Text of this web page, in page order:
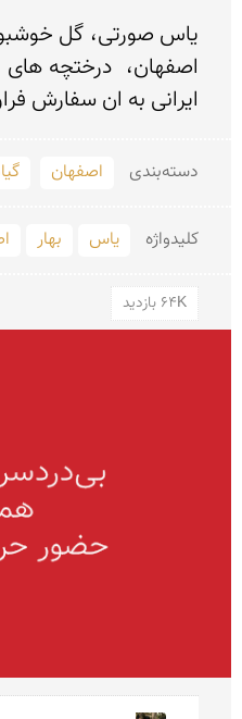
ایرانی به ان سفارش
دسته‌بندی اصفهان
کلید‌واژه یاس بهار
64K بازدید